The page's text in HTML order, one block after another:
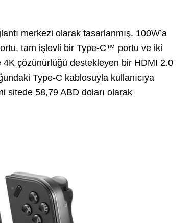
merkezi olarak tasarlanmış. 100W’a
tam işlevli bir Type-C™ portu ve iki
4K çözünürlüğü destekleyen bir HDMI 2.0
Type-C kablosuyla kullanıcıya
sitede 58,79 ABD doları olarak